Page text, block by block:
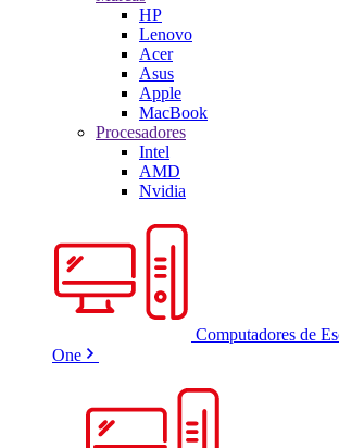
HP
Lenovo
Acer
Asus
Apple
MacBook
Procesadores
Intel
AMD
Nvidia
Computadores de
One